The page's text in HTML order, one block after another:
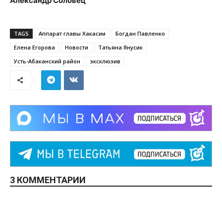
TAGS Аппарат главы Хакасии
Богдан Павленко
Елена Егорова
Новости
Татьяна Янусик
Усть-Абаканский район
эксклюзив
3 КОММЕНТАРИИ